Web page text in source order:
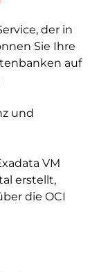
der in
Sie Ihre
auf
und
VM
erstellt,
die OCI